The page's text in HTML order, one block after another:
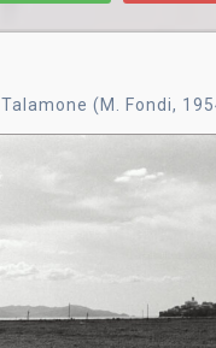
Talamone (M. Fondi,